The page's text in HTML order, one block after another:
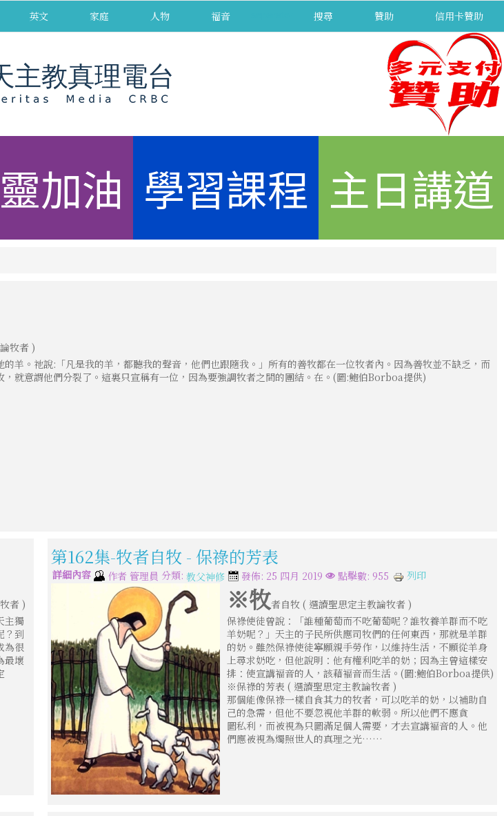
英文 家庭 人物 福音 搜尋 贊助 信用卡贊助
加油 學習課程 主日講道
牧者 )
羊。祂說:「凡是我的羊，都聽我的聲音，他們也跟隨我。」所有的善牧都在一位牧者內。因為善牧並不缺乏，而
就意謂他們分裂了。這裏只宣稱有一位，因為要強調牧者之間的團結。在。(圖:鮑伯Borboa提供)
者 )
主獨
？到
為很
最壞
第162集-牧者自牧 - 保祿的芳表
詳細內容 作者 管理員 分類: 教父神修 發佈: 25 四月 2019 點擊數: 955 列印
※牧者自牧 ( 選讀聖思定主教論牧者 )
保祿使徒曾說：「誰種葡萄而不吃葡萄呢？誰牧養羊群而不吃
羊奶呢？」天主的子民所供應司牧們的任何東西，那就是羊群
的奶。雖然保祿使徒寧願親手勞作，以維持生活，不願從羊身
上尋求奶吃，但他說明：他有權利吃羊的奶；因為主曾這樣安
排：使宣講褔音的人，該藉褔音而生活。(圖:鮑伯Borboa提供)
※保祿的芳表 ( 選讀聖思定主教論牧者 )
那個能像保祿一樣自食其力的牧者，可以吃羊的奶，以補助自
己的急需，但他不要忽視他羊群的軟弱。所以他們不應貪
圖私利，而被視為只圖滿足個人需要，才去宣講褔音的人。他
們應被視為燭照世人的真理之光……